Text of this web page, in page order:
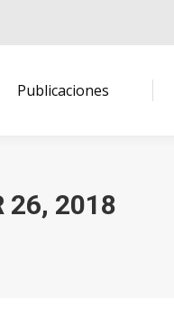
Publicaciones
26, 2018